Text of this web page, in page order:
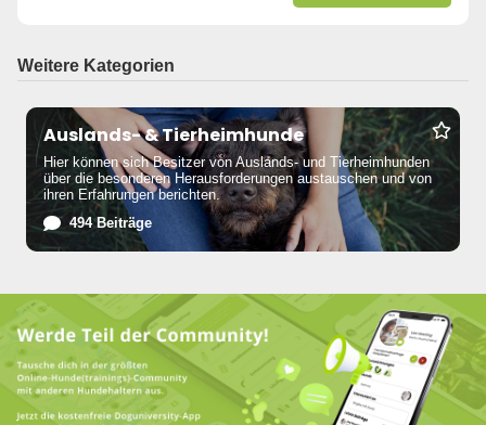
Weitere Kategorien
Auslands- & Tierheimhunde
Hier können sich Besitzer von Auslands- und Tierheimhunden
über die besonderen Herausforderungen austauschen und von
ihren Erfahrungen berichten.
494 Beiträge